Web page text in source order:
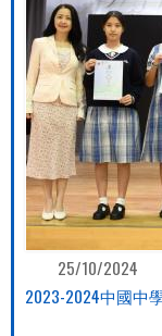
25/10/2024
2023-2024中國中